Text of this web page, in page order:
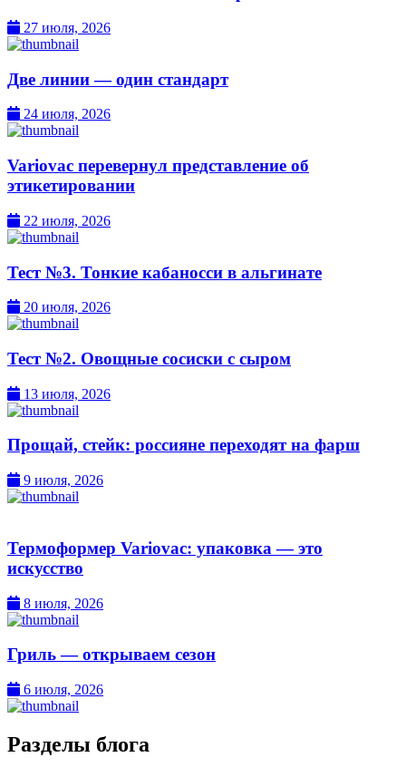
27 июля, 2026
Две линии — один стандарт
24 июля, 2026
Variovac перевернул представление об
этикетировании
22 июля, 2026
Тест №3. Тонкие кабаносси в альгинате
20 июля, 2026
Тест №2. Овощные сосиски с сыром
13 июля, 2026
Прощай, стейк: россияне переходят на фарш
9 июля, 2026
Термоформер Variovac: упаковка — это
искусство
8 июля, 2026
Гриль — открываем сезон
6 июля, 2026
Разделы блога